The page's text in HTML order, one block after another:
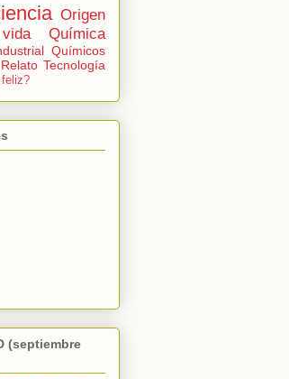
Origen
Química
Químicos
Relato Tecnología
feliz?
(septiembre